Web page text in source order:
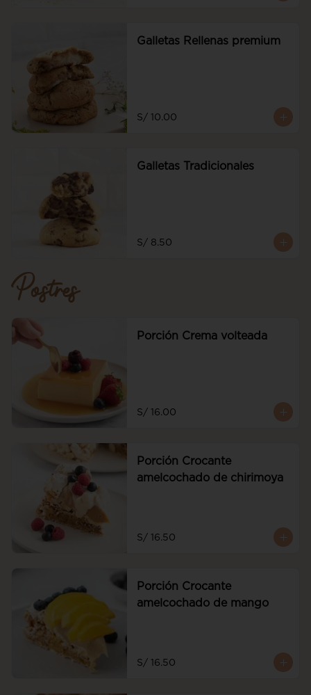
Galletas Rellenas premium
S/ 10.00
Galletas Tradicionales
S/ 8.50
Postres
Porción Crema volteada
S/ 16.00
Porción Crocante
amelcochado de chirimoya
S/ 16.50
Porción Crocante
amelcochado de mango
S/ 16.50